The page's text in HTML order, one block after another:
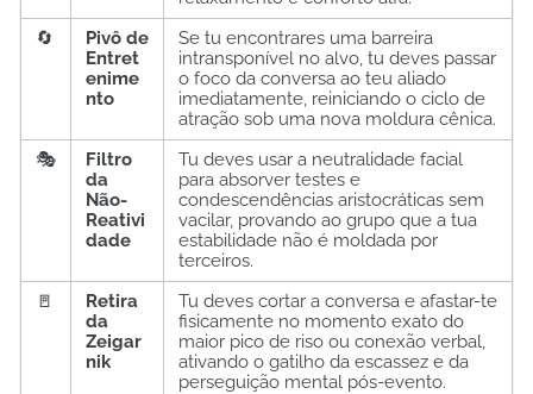
🔄
Pivô de
Entret
enime
nto
Se tu encontrares uma barreira
intransponível no alvo, tu deves passar
o foco da conversa ao teu aliado
imediatamente, reiniciando o ciclo de
atração sob uma nova moldura cênica.
🎭
Filtro
da
Não-
Reativi
dade
Tu deves usar a neutralidade facial
para absorver testes e
condescendências aristocráticas sem
vacilar, provando ao grupo que a tua
estabilidade não é moldada por
terceiros.
🚪
Retira
da
Zeigar
nik
Tu deves cortar a conversa e afastar-te
fisicamente no momento exato do
maior pico de riso ou conexão verbal,
ativando o gatilho da escassez e da
perseguição mental pós-evento.